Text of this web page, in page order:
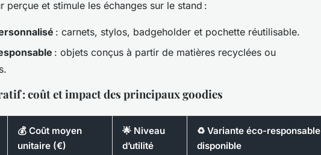
perçue et stimule les échanges sur le stand :
: carnets, stylos, badgeholder et pochette réutilisable.
: objets conçus à partir de matières recyclées ou
: coût et impact des principaux goodies
💰 Coût moyen
unitaire (€)
🌟 Niveau
d’utilité
♻️ Variante éco-responsable
disponible